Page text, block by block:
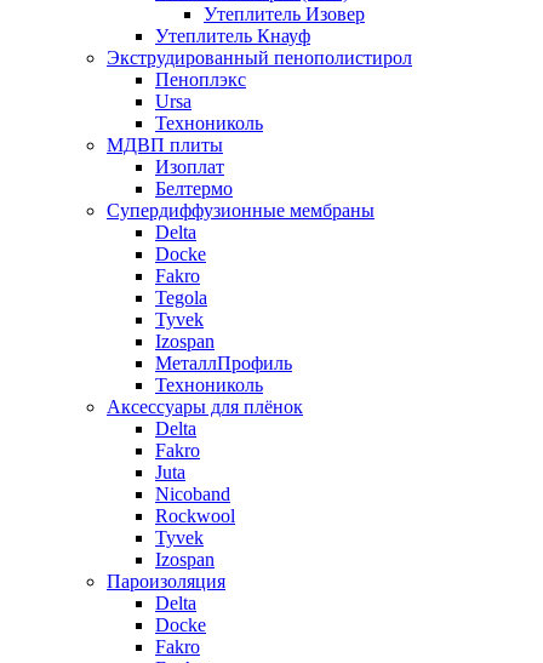
Утеплитель Изовер
Утеплитель Кнауф
Экструдированный пенополистирол
Пеноплэкс
Ursa
Технониколь
МДВП плиты
Изоплат
Белтермо
Супердиффузионные мембраны
Delta
Docke
Fakro
Tegola
Tyvek
Izospan
МеталлПрофиль
Технониколь
Аксессуары для плёнок
Delta
Fakro
Juta
Nicoband
Rockwool
Tyvek
Izospan
Пароизоляция
Delta
Docke
Fakro